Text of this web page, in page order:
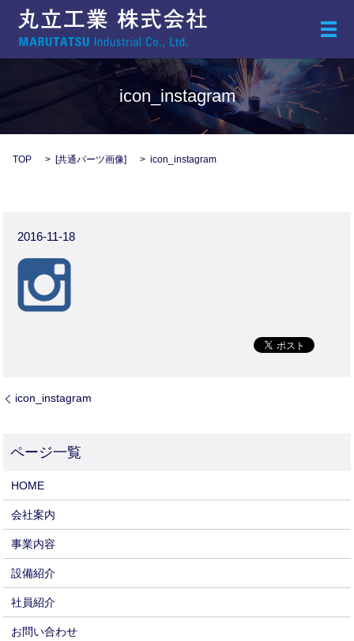
メ
icon_instagram
TOP [共通パーツ画像] icon_instagram
2016-11-18
icon_instagram
HOME
会社案内
事業内容
設備紹介
社員紹介
お問い合わせ